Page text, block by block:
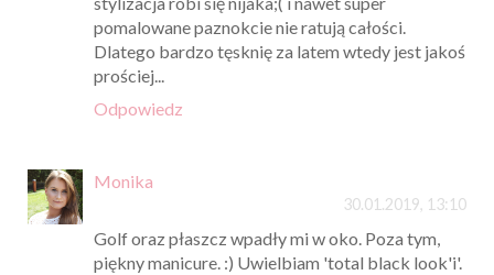
pomalowane paznokcie nie ratują całości.
Dlatego bardzo tęsknię za latem wtedy jest jakoś
prościej...
Odpowiedz
Monika
30.01.2019, 13:10
Golf oraz płaszcz wpadły mi w oko. Poza tym,
piękny manicure. :) Uwielbiam 'total black look'i'.